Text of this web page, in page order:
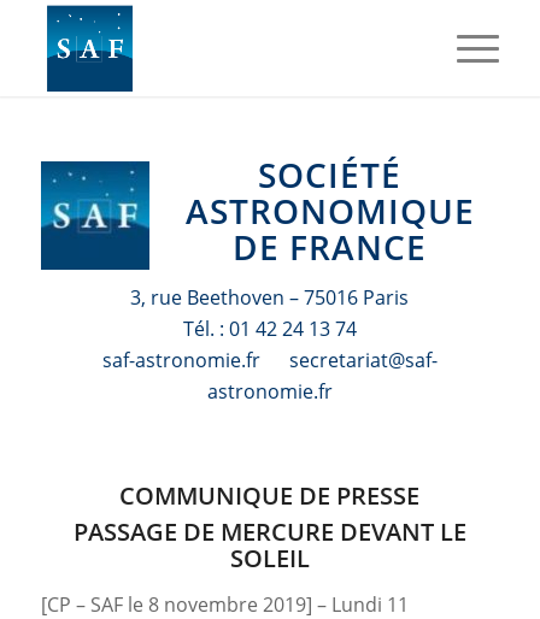
SOCIÉTÉ
ASTRONOMIQUE
DE FRANCE
3, rue Beethoven – 75016 Paris
Tél. : 01 42 24 13 74
saf-astronomie.fr secretariat@saf-
astronomie.fr
COMMUNIQUE DE PRESSE
PASSAGE DE MERCURE DEVANT LE
SOLEIL
[CP – SAF le 8 novembre 2019] – Lundi 11